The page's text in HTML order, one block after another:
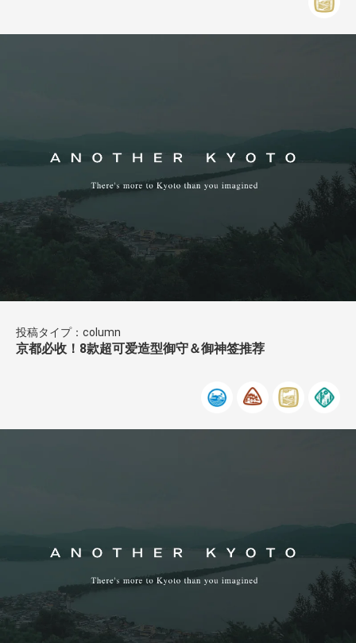
投稿タイプ：column
京都必收！8款超可爱造型御守＆御神签推荐